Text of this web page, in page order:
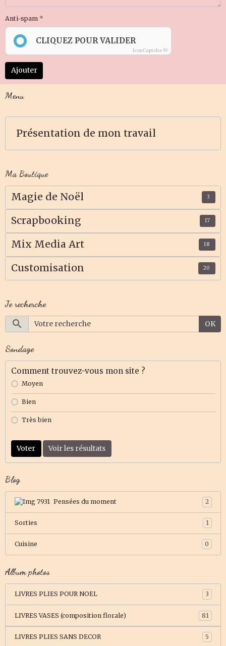
Anti-spam
CLIQUEZ POUR VALIDER
IconCaptcha ©
Ajouter
Menu
Présentation de mon travail
Ma Boutique
Magie de Noël 3
Scrapbooking 17
Mix Media Art 18
Customisation 20
Je recherche
OK
Sondage
Comment trouvez-vous mon site ?
Moyen
Bien
Très bien
Voter Voir les résultats
Blog
Pensées du moment 2
Sorties 1
Cuisine 0
Album photos
LIVRES PLIES POUR NOEL 3
LIVRES VASES (composition florale) 81
LIVRES PLIES SANS DECOR 5